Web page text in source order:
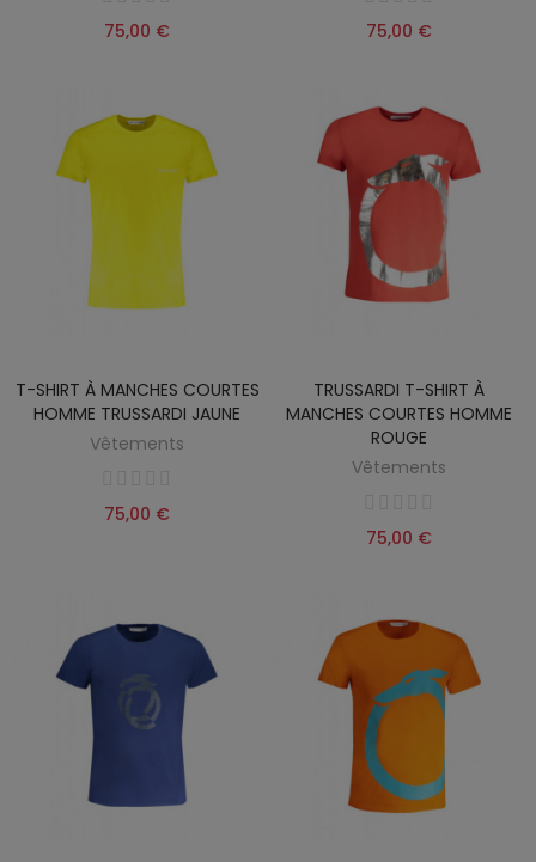
75,00 € 75,00 €
T-SHIRT À MANCHES COURTES
HOMME TRUSSARDI JAUNE
Vêtements
75,00 €
TRUSSARDI T-SHIRT À
MANCHES COURTES HOMME
ROUGE
Vêtements
75,00 €